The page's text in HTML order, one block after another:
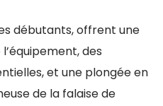
débutants, offrent une
des
et une plongée en
de la falaise de